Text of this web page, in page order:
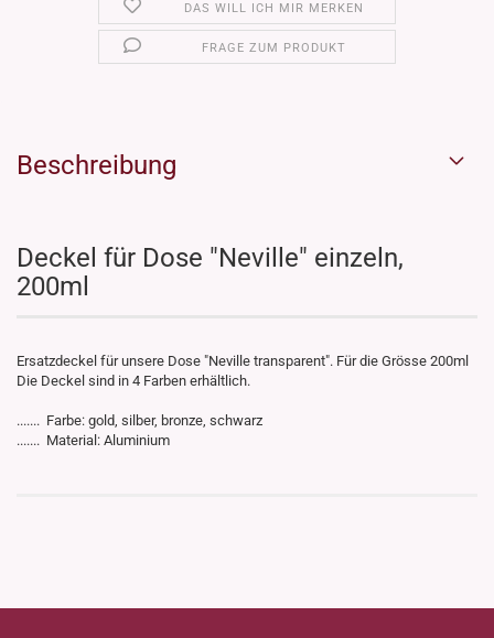
DAS WILL ICH MIR MERKEN
FRAGE ZUM PRODUKT
Beschreibung
Deckel für Dose "Neville" einzeln,
200ml
Ersatzdeckel für unsere Dose "Neville transparent". Für die Grösse 200ml
Die Deckel sind in 4 Farben erhältlich.
....... Farbe: gold, silber, bronze, schwarz
....... Material: Aluminium